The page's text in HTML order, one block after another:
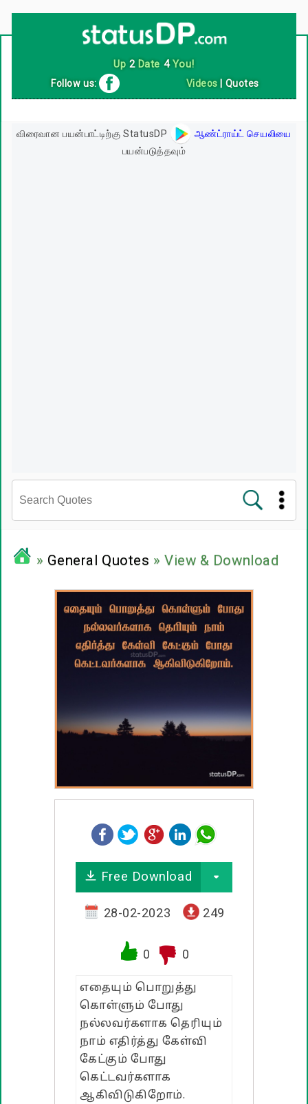
Up 2Date 4You!
Follow us: Videos Quotes
விரைவான பயன்பாட்டிற்கு StatusDP
ஆண்ட்ராய்ட் செயலியை
பயன்படுத்தவும்
பழமொழிகள்
ஊக்கம் / உத்வேக பொன்மொழிகள்
மகிழ்ச்சி பொன்மொழிகள்
பொதுவான பொன்மொழிகள்
கடவுள் பொன்மொழிகள்
பண்டிகை வாழ்த்துக்கள்
» General Quotes » View & Download
Free Download
28-02-2023 249
0 0
எதையும் பொறுத்து
கொள்ளும் போது
நல்லவர்களாக தெரியும்
நாம் எதிர்த்து கேள்வி
கேட்கும் போது
கெட்டவர்களாக
ஆகிவிடுகிறோம்.